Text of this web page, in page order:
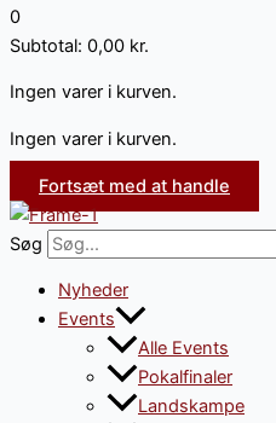
0
Subtotal: 0,00 kr.
Ingen varer i kurven.
Ingen varer i kurven.
Fortsæt med at handle
Søg
Nyheder
Events
Alle Events
Pokalfinaler
Landskampe